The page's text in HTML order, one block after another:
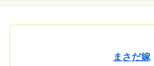
まさだ嫁